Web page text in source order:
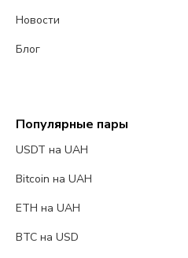
Новости
Блог
Популярные пары
USDT на UAH
Bitcoin на UAH
ETH на UAH
BTC на USD